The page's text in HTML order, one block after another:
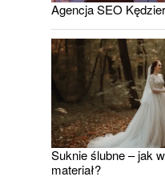
Agencja SEO
Suknie ślubne – jak
materiał?